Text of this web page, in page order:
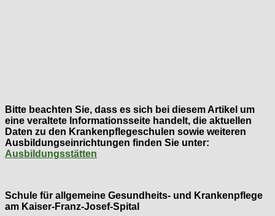
Bitte beachten Sie, dass es sich bei diesem Artikel um
eine veraltete Informationsseite handelt, die aktuellen
Daten zu den Krankenpflegeschulen sowie weiteren
Ausbildungseinrichtungen finden Sie unter:
Ausbildungsstätten
Schule für allgemeine Gesundheits- und Krankenpflege
am Kaiser-Franz-Josef-Spital